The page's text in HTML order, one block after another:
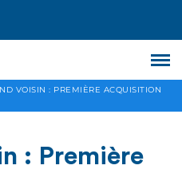
VOISIN : PREMIÈRE ACQUISITION
: Première